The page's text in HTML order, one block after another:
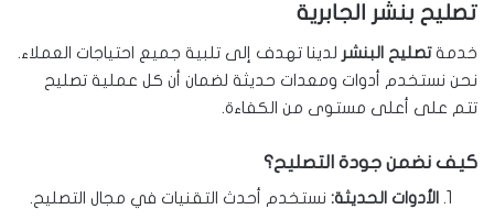
تصليح بنشر الجابرية
خدمةتصليح البنشر لدينا تهدف إلى تلبية جميع احتياجات العملاء.
نحن نستخدم أدوات ومعدات حديثة لضمان أن كل عملية تصليح
تتم على أعلى مستوى من الكفاءة.
كيف نضمن جودة التصليح؟
الأدوات الحديثة: نستخدم أحدث التقنيات في مجال التصليح.